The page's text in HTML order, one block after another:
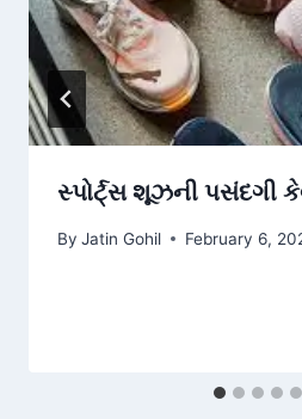
સ્પોર્ટ્સ શૂઝની પસંદગી
By Jatin Gohil February 6,